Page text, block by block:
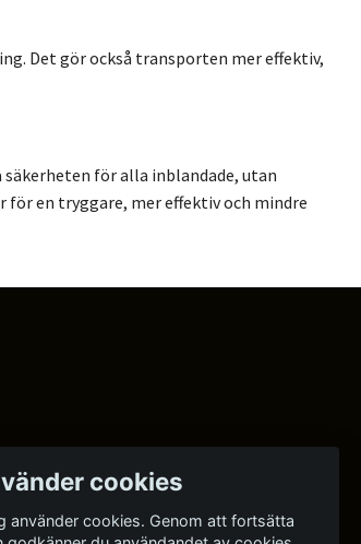
Det gör också transporten mer effektiv,
för alla inblandade, utan
en tryggare, mer effektiv och mindre
cookies
använder cookies. Genom att fortsätta